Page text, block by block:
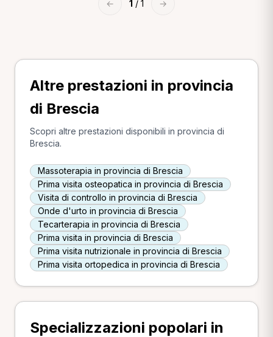
← 1 / 1 →
Altre prestazioni in provincia
di Brescia
Scopri altre prestazioni disponibili in provincia di
Brescia.
Massoterapia in provincia di Brescia
Prima visita osteopatica in provincia di Brescia
Visita di controllo in provincia di Brescia
Onde d'urto in provincia di Brescia
Tecarterapia in provincia di Brescia
Prima visita in provincia di Brescia
Prima visita nutrizionale in provincia di Brescia
Prima visita ortopedica in provincia di Brescia
Specializzazioni popolari in